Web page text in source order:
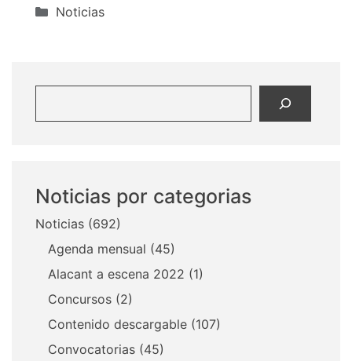
Categorías
Noticias
Noticias por categorias
Noticias (692)
Agenda mensual (45)
Alacant a escena 2022 (1)
Concursos (2)
Contenido descargable (107)
Convocatorias (45)